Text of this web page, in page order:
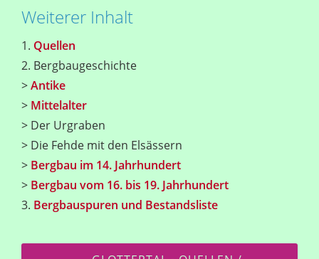
Weiterer Inhalt
1. Quellen
2. Bergbaugeschichte
>Antike
> Mittelalter
> Der Urgraben
> Die Fehde mit den Elsässern
> Bergbau im 14. Jahrhundert
> Bergbau vom 16. bis 19. Jahrhundert
3. Bergbauspuren und Bestandsliste